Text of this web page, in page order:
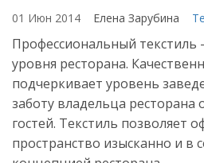
01 Июн 2014 Елена Зарубина
Профессиональный текстиль
уровня ресторана.
подчеркивает уровень
заботу владельца ресторана
гостей. Текстиль позволяет
пространство изысканно и в